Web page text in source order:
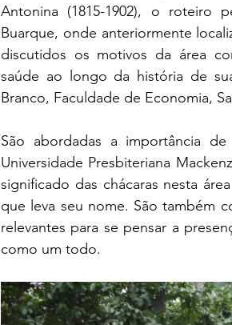
Antonina (1815-1902), o roteiro
Buarque, onde anteriormente
discutidos os motivos da área
saúde ao longo da história de
Branco, Faculdade de Economia,
São abordadas a importância
Universidade Presbiteriana
significado das chácaras nesta
que leva seu nome. São também
relevantes para se pensar a
como um todo.